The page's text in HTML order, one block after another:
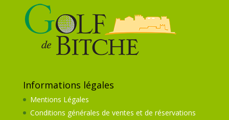
Informations légales
Mentions Légales
Conditions générales de ventes et de réservations